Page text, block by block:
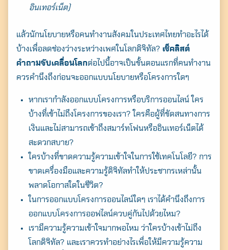
อินเทอร์เน็ต)
แล้วนักนโยบายหรือคนทำงานสังคมในประเทศไทยทำอะไรได้
บ้างเพื่อลดช่องว่างระหว่างเพศในโลกดิจิทัล? เช็คลิสต์
คำถามขับเคลื่อนโลกต่อไปนี้อาจเป็นขั้นตอนแรกที่คนทำงาน
ควรคำนึงถึงก่อนจะออกแบบนโยบายหรือโครงการใดๆ
หากเรากำลังออกแบบโครงการหรือบริการออนไลน์ ใคร
บ้างที่เข้าไม่ถึงโครงการของเรา? ใครคือผู้ที่ขัดสนทางการ
เงินและไม่สามารถเข้าถึงสมาร์ทโฟนหรืออินเทอร์เน็ตได้
สะดวกสบาย?
ใครบ้างที่ขาดความรู้ความเข้าใจในการใช้เทคโนโลยี? การ
ขาดเครื่องมือและความรู้ดิจิทัลทำให้ประชากรเหล่านั้น
พลาดโอกาสใดในชีวิต?
ในการออกแบบโครงการออนไลน์ใดๆ เราได้คำนึงถึงการ
ออกแบบโครงการออฟไลน์ควบคู่กันไปด้วยไหม?
เรามีความรู้ความเข้าใจมากพอไหม ว่าใครบ้างเข้าไม่ถึง
โลกดิจิทัล? และเราควรทำอย่างไรเพื่อให้มีความรู้ความ